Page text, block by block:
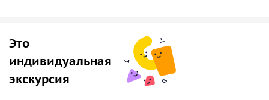
Это
индивидуальная
экскурсия